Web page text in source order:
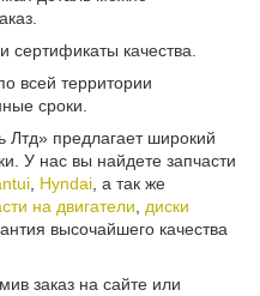
сертификаты качества.
всей территории
сроки.
предлагает широкий
У нас вы найдете запчасти
, Hyndai, а так же
на двигатели, диски
высочайшего качества
заказ на сайте или